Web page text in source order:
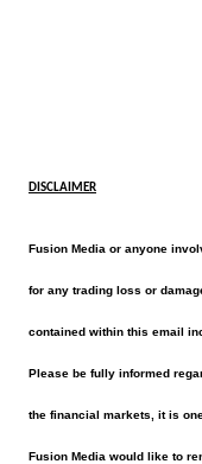
DISCLAIMER
Fusion Media or anyone
for any trading loss or
contained within this email
Please be fully informed
the financial markets, it is
Fusion Media would like to